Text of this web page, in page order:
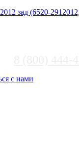
зад (6520-
с нами